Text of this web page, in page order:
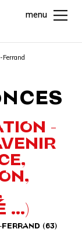
menu
-
...)
(63)